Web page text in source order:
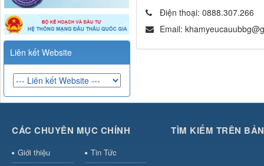
Điện thoại: 0888.307.266
Email:
Liên kết Website
CÁC CHUYÊN MỤC CHÍNH
Giới thiệu
Tin Tức
TÌM KIẾM TRÊN